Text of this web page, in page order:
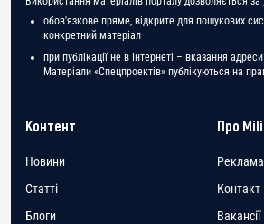
обов'язкове пряме, відкрите для пошукових
конкретний матеріал
при публікації не в Інтернеті – вказання
Матеріали «Спецпроектів» публікуються на
Контент
Новини
Статті
Блоги
Про
Реклама
Контакт
Вакансії